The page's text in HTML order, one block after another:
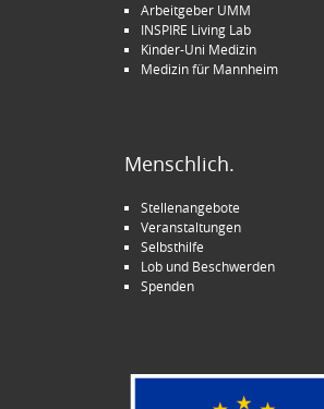
Arbeitgeber UMM
INSPIRE Living Lab
Kinder-Uni Medizin
Medizin für Mannheim
Menschlich.
Stellenangebote
Veranstaltungen
Selbsthilfe
Lob und Beschwerden
Spenden